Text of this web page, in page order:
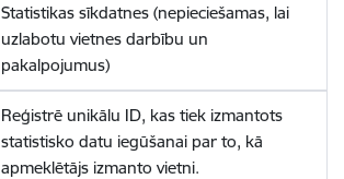
Statistikas sīkdatnes (nepieciešamas, lai
uzlabotu vietnes darbību un
pakalpojumus)
Reģistrē unikālu ID, kas tiek izmantots
statistisko datu iegūšanai par to, kā
apmeklētājs izmanto vietni.